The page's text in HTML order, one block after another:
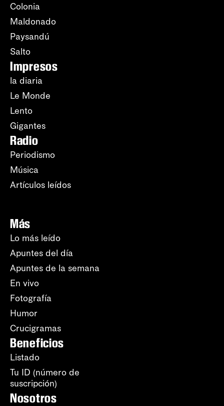
Colonia
Maldonado
Paysandú
Salto
Impresos
la diaria
Le Monde
Lento
Gigantes
Radio
Periodismo
Música
Artículos leídos
Más
Lo más leído
Apuntes del día
Apuntes de la semana
En vivo
Fotografía
Humor
Crucigramas
Beneficios
Listado
Tu ID (número de
suscripción)
Nosotros